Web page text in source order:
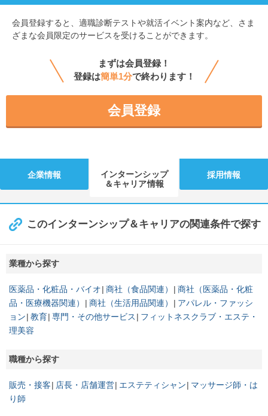
会員登録すると、 適職診断テストや就活イベント案内など、さま
ざまな会員限定のサービスを受けることができます。
まずは会員登録！
登録は簡単1分で終わります！
会員登録
企業情報
インターンシップ
＆キャリア情報
採用情報
このインターンシップ＆キャリアの関連条件で探す
業種から探す
医薬品・化粧品・バイオ 商社（食品関連）
商社（医薬品・化粧
品・医療機器関連）
商社（生活用品関連）
アパレル・ファッシ
ョン 教育 専門・その他サービス
フィットネスクラブ・エステ・
理美容
職種から探す
販売・接客 店長・店舗運営 エステティシャン
マッサージ師・は
り師